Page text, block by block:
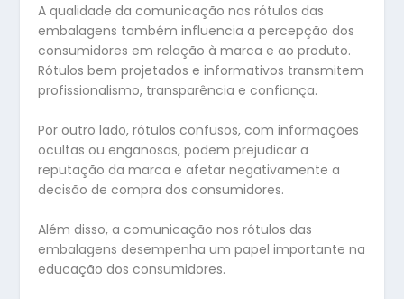
A qualidade da comunicação nos rótulos das
embalagens também influencia a percepção dos
consumidores em relação à marca e ao produto.
Rótulos bem projetados e informativos transmitem
profissionalismo, transparência e confiança.
Por outro lado, rótulos confusos, com informações
ocultas ou enganosas, podem prejudicar a
reputação da marca e afetar negativamente a
decisão de compra dos consumidores.
Além disso, a comunicação nos rótulos das
embalagens desempenha um papel importante na
educação dos consumidores.